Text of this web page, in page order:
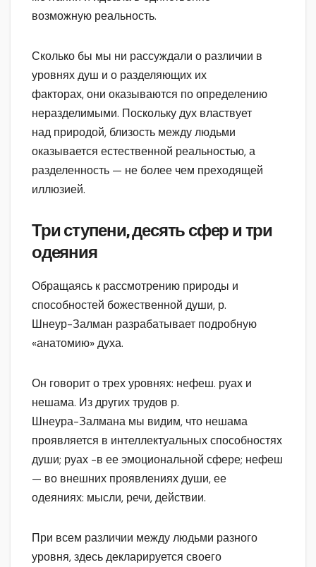
возможную реальность.
Сколько бы мы ни рассуждали о различии в
уровнях душ и о разделяющих их
факторах, они оказываются по определению
неразделимыми. Поскольку дух властвует
над природой, близость между людьми
оказывается естественной реальностью, а
разделенность — не более чем преходящей
иллюзией.
Три ступени, десять сфер и три
одеяния
Обращаясь к рассмотрению природы и
способностей божественной души, р.
Шнеур-Залман разрабатывает подробную
«анатомию» духа.
Он говорит о трех уровнях: нефеш. руах и
нешама. Из других трудов р.
Шнеура-Залмана мы видим, что нешама
проявляется в интеллектуальных способностях
души; руах -в ее эмоциональной сфере; нефеш
— во внешних проявлениях души, ее
одеяниях: мысли, речи, действии.
При всем различии между людьми разного
уровня, здесь декларируется своего